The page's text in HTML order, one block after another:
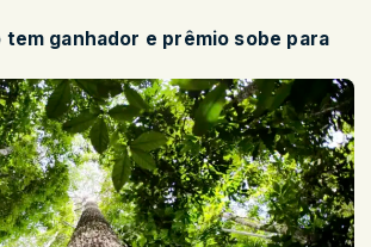
tem ganhador e prêmio sobe para